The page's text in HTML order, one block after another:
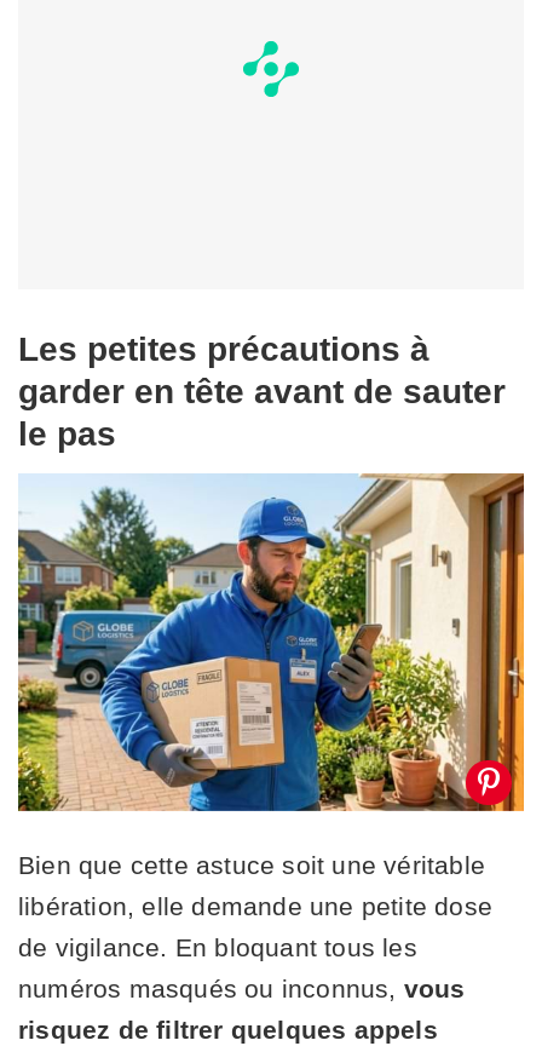
Les petites précautions à
garder en tête avant de sauter
le pas
Bien que cette astuce soit une véritable
libération, elle demande une petite dose
de vigilance. En bloquant tous les
numéros masqués ou inconnus, vous
risquez de filtrer quelques appels